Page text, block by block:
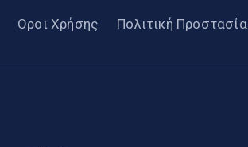
Οροι Χρήσης Πολιτική